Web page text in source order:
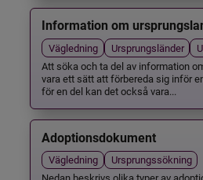
Information om
Vägledning Ursprungsländer
Att söka och ta del av information
vara ett sätt att förbereda sig inför
för en del kan det också vara...
Adoptionsdokument
Vägledning
Ursprungssökning